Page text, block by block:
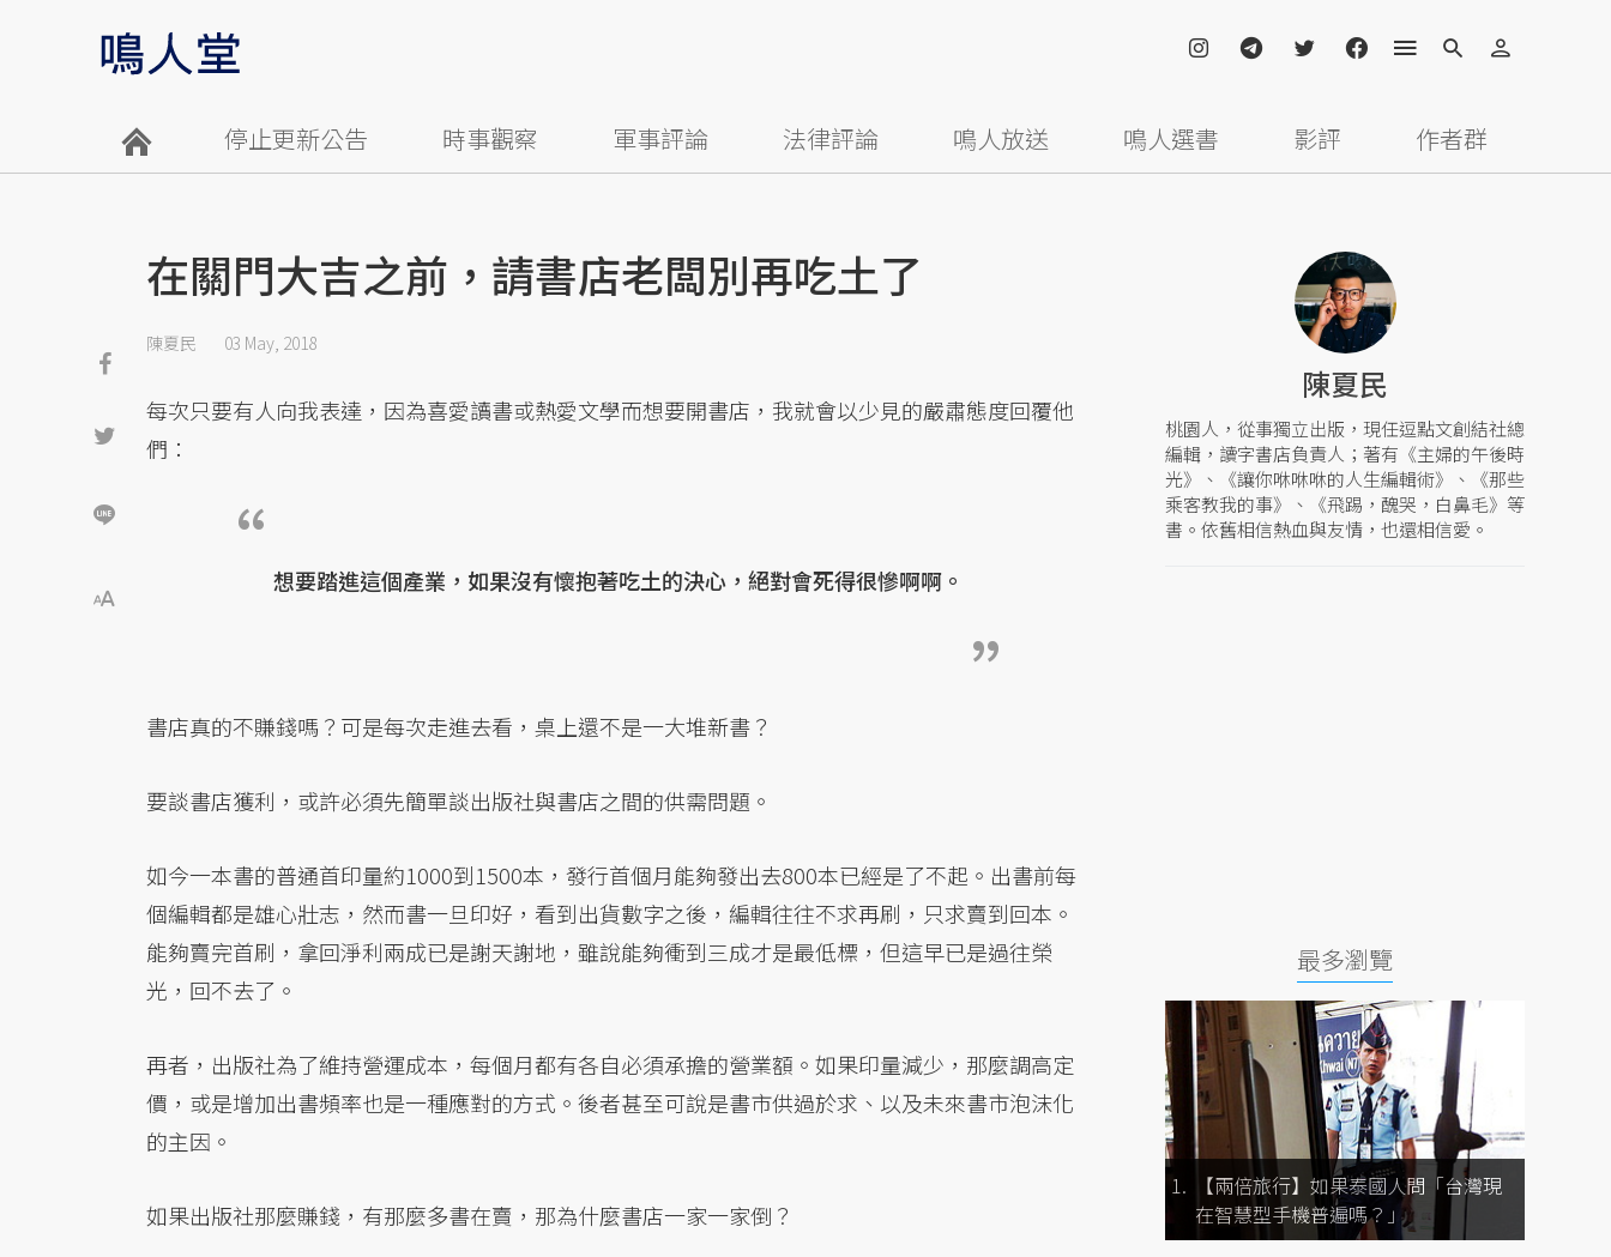
停止更新公告 時事觀察 軍事評論 法律評論 鳴人放送 鳴人選書 影評 作者群
在關門大吉之前，請書店老闆別再吃土了
陳夏民 03 May, 2018
每次只要有人向我表達，因為喜愛讀書或熱愛文學而想要開書店，我就會以少見的嚴肅態度回覆他
們：
想要踏進這個產業，如果沒有懷抱著吃土的決心，絕對會死得很慘啊啊。
書店真的不賺錢嗎？可是每次走進去看，桌上還不是一大堆新書？
要談書店獲利，或許必須先簡單談出版社與書店之間的供需問題。
如今一本書的普通首印量約1000到1500本，發行首個月能夠發出去800本已經是了不起。出書前每
個編輯都是雄心壯志，然而書一旦印好，看到出貨數字之後，編輯往往不求再刷，只求賣到回本。
能夠賣完首刷，拿回淨利兩成已是謝天謝地，雖說能夠衝到三成才是最低標，但這早已是過往榮
光，回不去了。
再者，出版社為了維持營運成本，每個月都有各自必須承擔的營業額。如果印量減少，那麼調高定
價，或是增加出書頻率也是一種應對的方式。後者甚至可說是書市供過於求、以及未來書市泡沫化
的主因。
如果出版社那麼賺錢，有那麼多書在賣，那為什麼書店一家一家倒？
陳夏民
桃園人，從事獨立出版，現任逗點文創結社總
編輯，讀字書店負責人；著有《主婦的午後時
光》、《讓你咻咻咻的人生編輯術》、《那些
乘客教我的事》、《飛踢，醜哭，白鼻毛》等
書。依舊相信熱血與友情，也還相信愛。
最多瀏覽
【兩倍旅行】如果泰國人問「台灣現
在智慧型手機普遍嗎？」